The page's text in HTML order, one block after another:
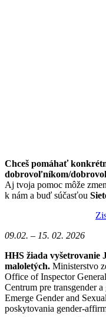
Chceš pomáhať
dobrovoľníkom/
Aj tvoja pomoc môže
k nám a buď súčasťou
09.02. – 15. 02. 2026
HHS žiada vyšetrovanie
maloletých. Ministerstvo
Office of Inspector
Centrum pre transgender
Emerge Gender and
poskytovania gender-